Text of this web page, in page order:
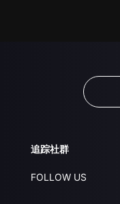
追踪社群
FOLLOW US